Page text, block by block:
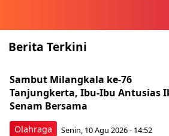
Berita Terkini
Olahraga
Sambut Milangkala ke-76
Tanjungkerta, Ibu-Ibu Antusias
Senam Bersama
Senin, 10 Agu 2026 - 14:52